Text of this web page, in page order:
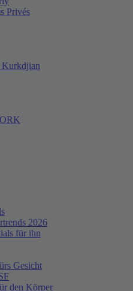
Privés
Kurkdjian
2026
für ihn
Gesicht
den Körper